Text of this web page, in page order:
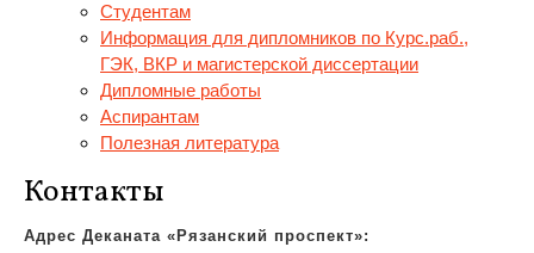
Студентам
Информация для дипломников по Курс.раб.,
ГЭК, ВКР и магистерской диссертации
Дипломные работы
Аспирантам
Полезная литература
Контакты
Адрес Деканата «Рязанский проспект»: